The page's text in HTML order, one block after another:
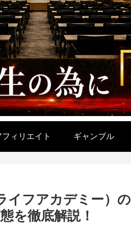
フィリエイト ギャンブル
イフアカデミー）の
を徹底解説！